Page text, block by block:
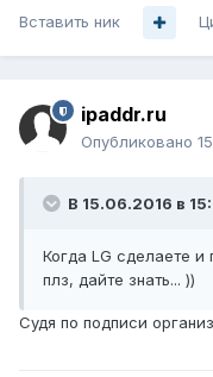
Вставить ник
ipaddr.ru
Опубликовано
В 15.06.2016 в
Когда LG сделаете и
плз, дайте знать... ))
Судя по подписи